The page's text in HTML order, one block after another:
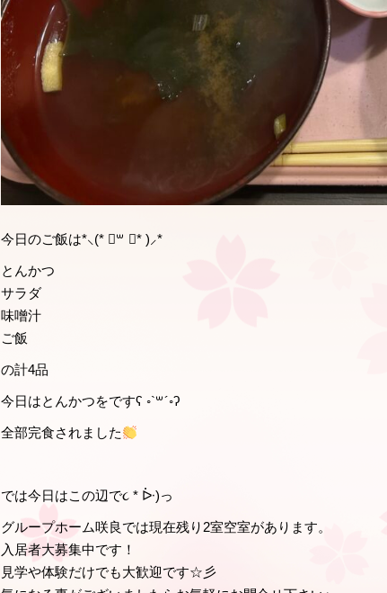
今日のご飯は*⸜(* ॑꒳ ॑* )⸝*
とんかつ
サラダ
味噌汁
ご飯
の計4品
今日はとんかつをですʕ ◦`꒳´◦ʔ
全部完食されました
では今日はこの辺で૮ * ᐕ)っ
グループホーム咲良では現在残り2室空室があります。
入居者大募集中です！
見学や体験だけでも大歓迎です☆彡